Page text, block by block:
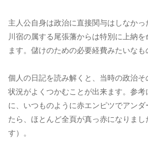
主人公自身は政治に直接関与はしなか
川宿の属する尾張藩からは特別に上納
ます。儲けのための必要経費みたいなも
個人の日記を読み解くと、当時の政治そ
状況がよくつかむことが出来ます。参考
に、いつものように赤エンピツでアンダ
たら、ほとんど全頁が真っ赤になりま
す）。